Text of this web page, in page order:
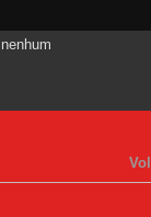
nenhum